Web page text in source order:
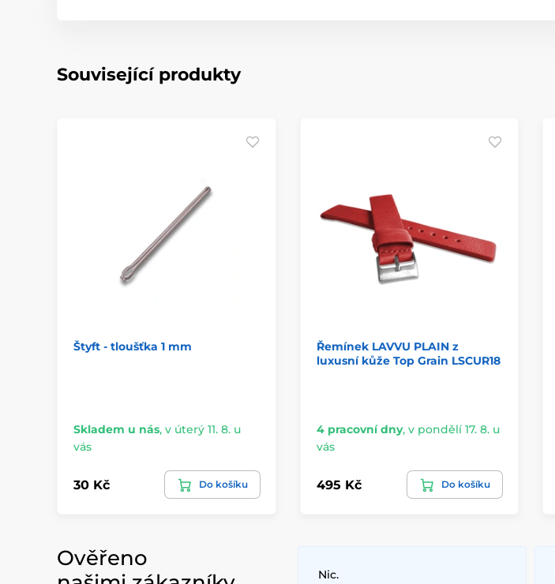
Související produkty
Štyft - tloušťka 1 mm
Skladem u nás, v úterý 11. 8. u
vás
30 Kč Do košíku
Řemínek LAVVU PLAIN z
luxusní kůže Top Grain LSCUR18
4 pracovní dny, v pondělí 17. 8. u
vás
495 Kč Do košíku
Ověřeno
Nic.